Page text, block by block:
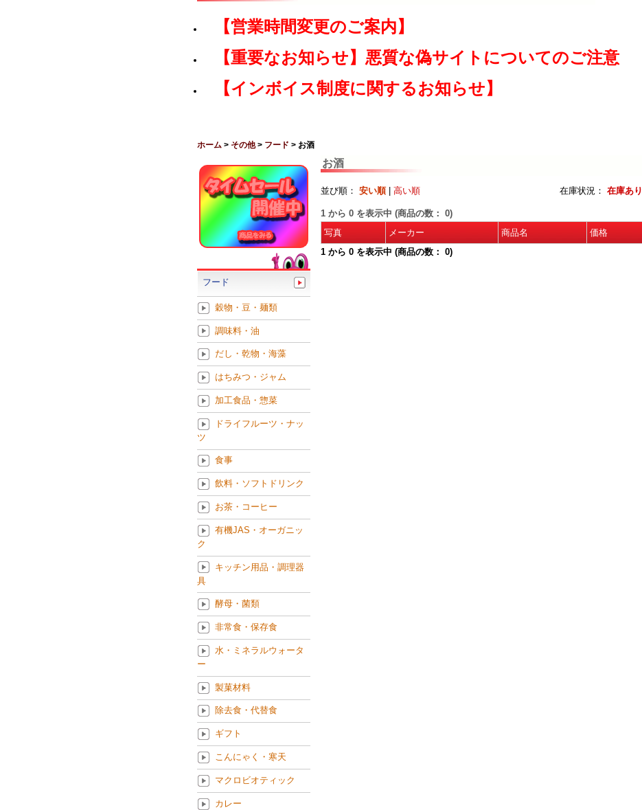
【営業時間変更のご案内】
【重要なお知らせ】悪質な偽サイトについてのご注意
【インボイス制度に関するお知らせ】
ホーム > その他> フード > お酒
お酒
並び順： 安い順| 高い順 在庫状況： 在庫あり
1 から 0 を表示中 (商品の数： 0)
写真
メーカー 商品名 価格
1 から 0 を表示中 (商品の数： 0)
フード
穀物・豆・麺類
調味料・油
だし・乾物・海藻
はちみつ・ジャム
加工食品・惣菜
ドライフルーツ・ナッ
ツ
食事
飲料・ソフトドリンク
お茶・コーヒー
有機JAS・オーガニッ
ク
キッチン用品・調理器
具
酵母・菌類
非常食・保存食
水・ミネラルウォータ
ー
製菓材料
除去食・代替食
ギフト
こんにゃく・寒天
マクロビオティック
カレー